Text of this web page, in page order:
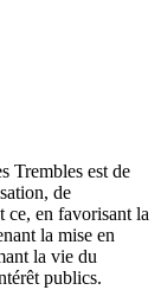
Trembles est de
de
ce, en favorisant la
la mise en
la vie du
publics.